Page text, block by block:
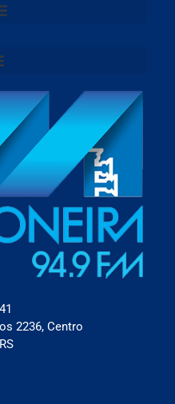
2236, Centro